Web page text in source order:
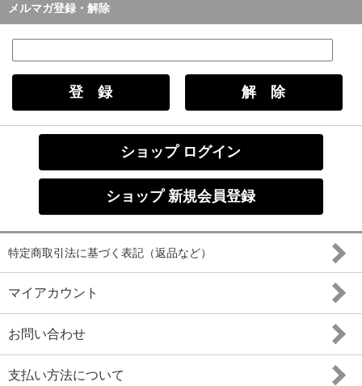
メルマガ登録・解除
ショップ ログイン
ショップ 新規会員登録
特定商取引法に基づく表記（返品など）
マイアカウント
お問い合わせ
支払い方法について